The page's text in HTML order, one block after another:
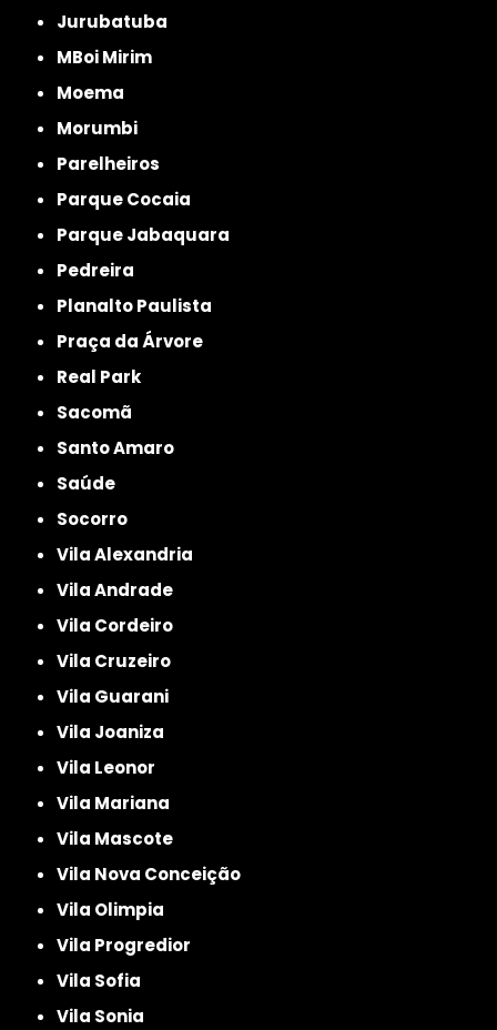
Jurubatuba
MBoi Mirim
Moema
Morumbi
Parelheiros
Parque Cocaia
Parque Jabaquara
Pedreira
Planalto Paulista
Praça da Árvore
Real Park
Sacomã
Santo Amaro
Saúde
Socorro
Vila Alexandria
Vila Andrade
Vila Cordeiro
Vila Cruzeiro
Vila Guarani
Vila Joaniza
Vila Leonor
Vila Mariana
Vila Mascote
Vila Nova Conceição
Vila Olimpia
Vila Progredior
Vila Sofia
Vila Sonia